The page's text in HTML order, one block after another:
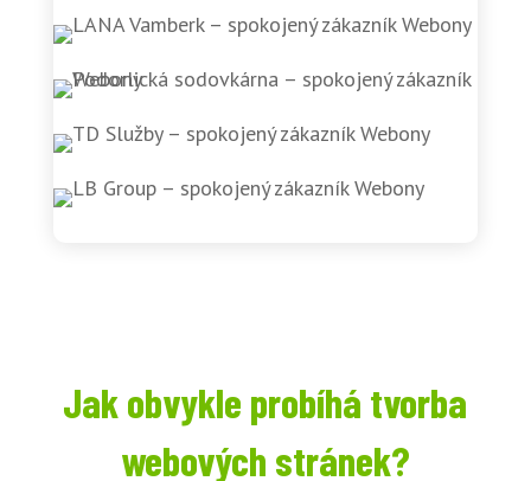
Jak obvykle probíhá tvorba
webových stránek?